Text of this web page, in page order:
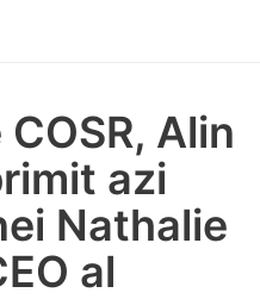
Alin
azi
Nathalie
al